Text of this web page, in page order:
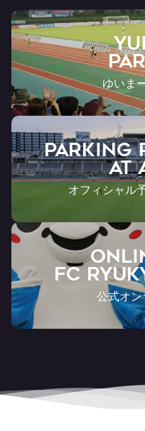
ゆいま
PARKING
AT
オフィシャル
FC
公式オ